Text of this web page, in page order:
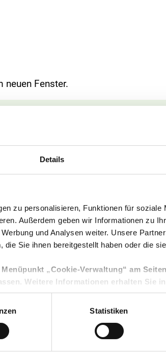
Details
zu personalisieren, Funktionen für soziale
Außerdem geben wir Informationen zu
und Analysen weiter. Unsere
Sie ihnen bereitgestellt haben oder die
„Cookie-Verwaltung“ am
Weitere Informationen erhalten Sie
datenschutz/
Statistiken
Fenster.